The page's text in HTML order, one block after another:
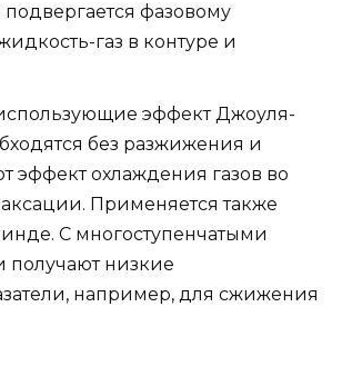
подвергается фазовому
газ в контуре и
эффект Джоуля-
без разжижения и
эффект охлаждения газов во
Применяется также
С многоступенчатыми
получают низкие
например, для сжижения